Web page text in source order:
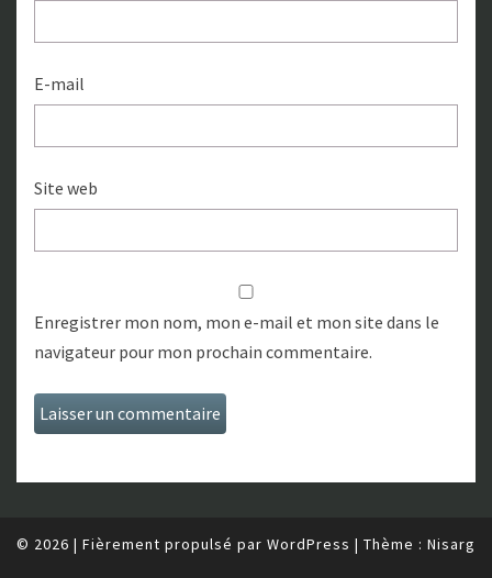
E-mail
Site web
Enregistrer mon nom, mon e-mail et mon site dans le
navigateur pour mon prochain commentaire.
© 2026 | Fièrement propulsé par WordPress | Thème : Nisarg